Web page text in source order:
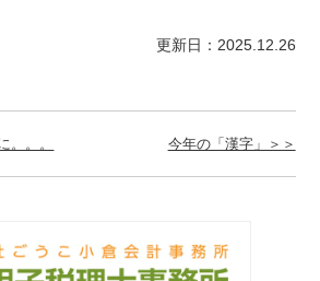
更新日：2025.12.26
。。。 今年の「漢字」＞＞